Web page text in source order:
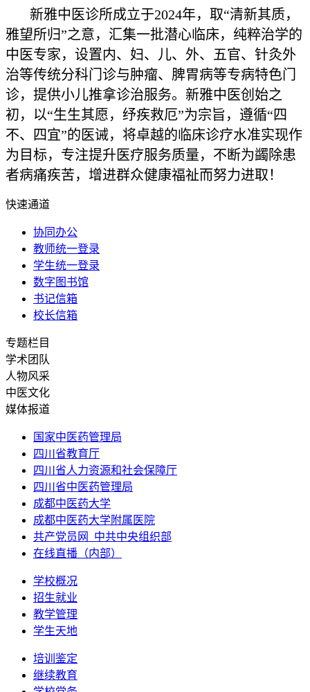
新雅中医诊所成立于2024年，取“清新其质，
雅望所归”之意，汇集一批潜心临床，纯粹治学的
中医专家，设置内、妇、儿、外、五官、针灸外
治等传统分科门诊与肿瘤、脾胃病等专病特色门
诊，提供小儿推拿诊治服务。新雅中医创始之
初，以“生生其愿，纾疾救厄”为宗旨，遵循“四
不、四宜”的医诫，将卓越的临床诊疗水准实现作
为目标，专注提升医疗服务质量，不断为蠲除患
者病痛疾苦，增进群众健康福祉而努力进取！
快速通道
协同办公
教师统一登录
学生统一登录
数字图书馆
书记信箱
校长信箱
专题栏目
学术团队
人物风采
中医文化
媒体报道
国家中医药管理局
四川省教育厅
四川省人力资源和社会保障厅
四川省中医药管理局
成都中医药大学
成都中医药大学附属医院
共产党员网_中共中央组织部
在线直播（内部）
学校概况
招生就业
教学管理
学生天地
培训鉴定
继续教育